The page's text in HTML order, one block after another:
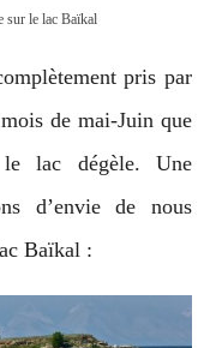
sur le lac Baïkal
pris par
de mai-Juin que
le lac dégèle. Une
d’envie de nous
Baïkal :